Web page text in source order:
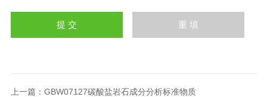
上一篇： GBW07127碳酸盐岩石成分分析标准物质